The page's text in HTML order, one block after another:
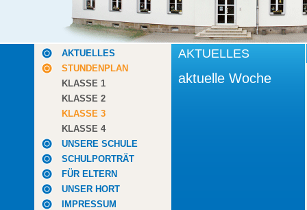
AKTUELLES
STUNDENPLAN
KLASSE 1
KLASSE 2
KLASSE 3
KLASSE 4
UNSERE SCHULE
SCHULPORTRÄT
FÜR ELTERN
UNSER HORT
IMPRESSUM
AKTUELLES
aktuelle Woche